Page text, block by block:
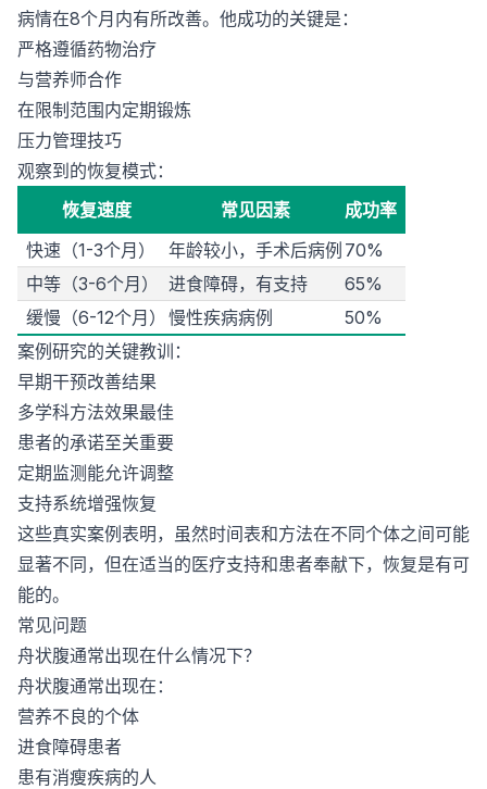
病情在8个月内有所改善。他成功的关键是：
严格遵循药物治疗
与营养师合作
在限制范围内定期锻炼
压力管理技巧
观察到的恢复模式：
恢复速度
常见因素
成功率
快速（1-3个月）
年龄较小，手术后病例 70%
中等（3-6个月）
进食障碍，有支持
65%
缓慢（6-12个月） 慢性疾病病例
50%
案例研究的关键教训：
早期干预改善结果
多学科方法效果最佳
患者的承诺至关重要
定期监测能允许调整
支持系统增强恢复
这些真实案例表明，虽然时间表和方法在不同个体之间可能
显著不同，但在适当的医疗支持和患者奉献下，恢复是有可
能的。
常见问题
舟状腹通常出现在什么情况下？
舟状腹通常出现在：
营养不良的个体
进食障碍患者
患有消瘦疾病的人